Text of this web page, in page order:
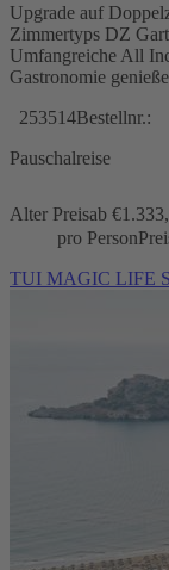
Upgrade auf
Zimmertyps DZ
Umfangreiche All
Gastronomie
253514Bestellnr.:
Pauschalreise
Alter Preisab €
pro Person
TUI MAGIC LIFE